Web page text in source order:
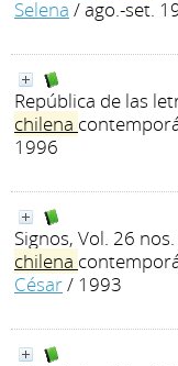
Selena / ago.-set.
República de las
chilena
1996
Signos, Vol. 26
chilena
César/ 1993